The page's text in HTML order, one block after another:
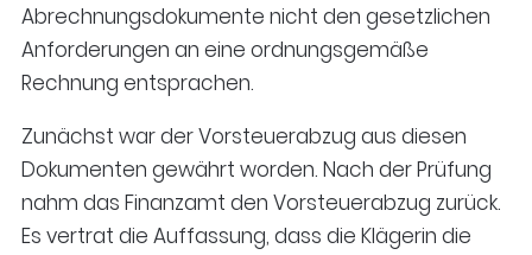
Abrechnungsdokumente nicht den gesetzlichen
Anforderungen an eine ordnungsgemäße
Rechnung entsprachen.
Zunächst war der Vorsteuerabzug aus diesen
Dokumenten gewährt worden. Nach der Prüfung
nahm das Finanzamt den Vorsteuerabzug zurück.
Es vertrat die Auffassung, dass die Klägerin die